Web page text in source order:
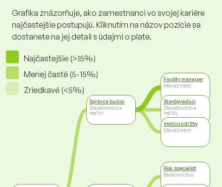
Grafika znázorňuje, ako zamestnanci vo svojej kariére
najčastejšie postupujú. Kliknutím na názov pozície sa
dostanete na jej detail s údajmi o plate.
Najčastejšie (>15%)
Menej časté (5-15%)
Zriedkavé (<5%)
Správca budov
Stavebníctvo a
reality
Facility manager
Manažment
Stavbyvedúci
Stavebníctvo a
reality
Vedúci údržby
Manažment
Risk specialist
Bankovníctvo